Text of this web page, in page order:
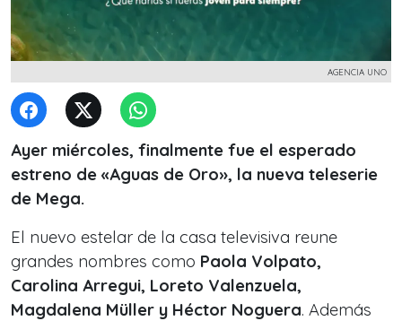
AGENCIA UNO
Ayer miércoles, finalmente fue el esperado
estreno de «Aguas de Oro», la nueva teleserie
de Mega.
El nuevo estelar de la casa televisiva reune
grandes nombres como Paola Volpato,
Carolina Arregui, Loreto Valenzuela,
Magdalena Müller y Héctor Noguera. Además